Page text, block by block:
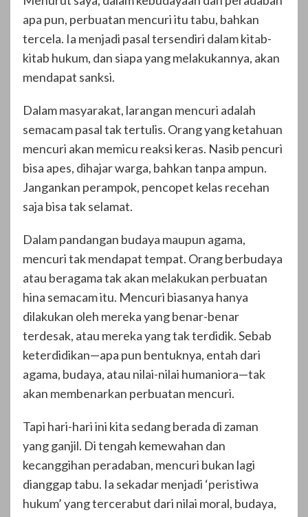
apa pun, perbuatan mencuri itu tabu, bahkan
tercela. Ia menjadi pasal tersendiri dalam kitab-
kitab hukum, dan siapa yang melakukannya, akan
mendapat sanksi.
Dalam masyarakat, larangan mencuri adalah
semacam pasal tak tertulis. Orang yang ketahuan
mencuri akan memicu reaksi keras. Nasib pencuri
bisa apes, dihajar warga, bahkan tanpa ampun.
Jangankan perampok, pencopet kelas recehan
saja bisa tak selamat.
Dalam pandangan budaya maupun agama,
mencuri tak mendapat tempat. Orang berbudaya
atau beragama tak akan melakukan perbuatan
hina semacam itu. Mencuri biasanya hanya
dilakukan oleh mereka yang benar-benar
terdesak, atau mereka yang tak terdidik. Sebab
keterdidikan—apa pun bentuknya, entah dari
agama, budaya, atau nilai-nilai humaniora—tak
akan membenarkan perbuatan mencuri.
Tapi hari-hari ini kita sedang berada di zaman
yang ganjil. Di tengah kemewahan dan
kecanggihan peradaban, mencuri bukan lagi
dianggap tabu. Ia sekadar menjadi ‘peristiwa
hukum’ yang tercerabut dari nilai moral, budaya,